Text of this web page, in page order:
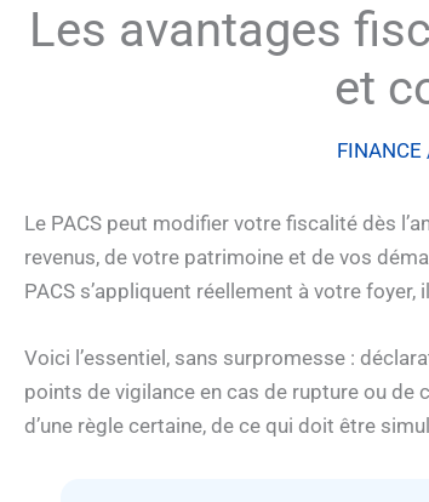
Les avantages
et
FINANCE
Le PACS peut modifier votre fiscalité dès
revenus, de votre patrimoine et de vos
PACS s’appliquent réellement à votre
Voici l’essentiel, sans surpromesse :
points de vigilance en cas de rupture ou de
d’une règle certaine, de ce qui doit être